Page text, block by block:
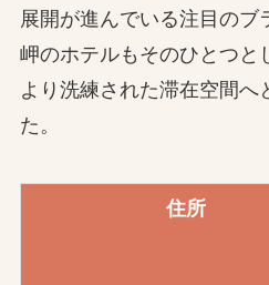
展開が進んでいる注目のブ
岬のホテルもそのひとつと
より洗練された滞在空間へ
た。
住所